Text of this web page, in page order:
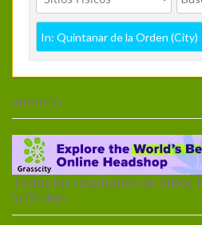
anuncio
Inicio>Sitios Físicos> España>Castilla-La
Todos los resultados de Sitios
la Orden